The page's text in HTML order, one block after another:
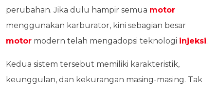
perubahan. Jika dulu hampir semua motor
menggunakan karburator, kini sebagian besar
motor modern telah mengadopsi teknologi injeksi.
Kedua sistem tersebut memiliki karakteristik,
keunggulan, dan kekurangan masing-masing. Tak